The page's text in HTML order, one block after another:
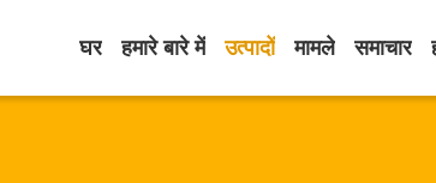
घर हमारे बारे में उत्पादों मामले समाचार